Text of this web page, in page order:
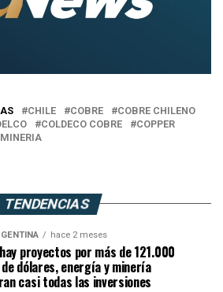
CHILE COBRE
COBRE CHILENO
COLDECO COBRE
COPPER
MINERIA
TENDENCIAS
hace 2 meses
proyectos por más de 121.000
dólares, energía y minería
casi todas las inversiones